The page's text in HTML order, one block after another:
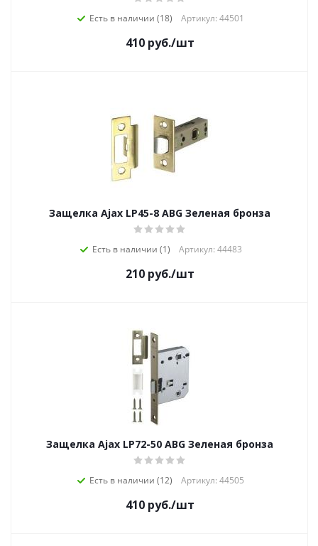
Есть в наличии (18) Артикул: 44501
410руб./шт
Защелка Ajax LP45-8 ABG Зеленая бронза
Есть в наличии (1) Артикул: 44483
210руб./шт
Защелка Ajax LP72-50 ABG Зеленая бронза
Есть в наличии (12) Артикул: 44505
410руб./шт